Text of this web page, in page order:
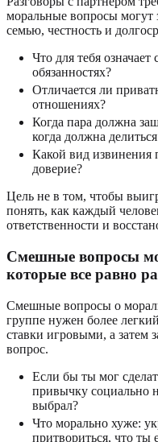
моральные вопросы могут
семью, честность и
Что для тебя
обязанностях?
Отличается ли
отношениях?
Когда пара должна
когда должна
Какой вид извинения
доверие?
Цель не в том, чтобы
понять, как каждый
ответственности и
Смешные вопросы
которые все равно
Смешные вопросы о
группе нужен более
ставки игровыми, а затем
вопрос.
Если бы ты мог
привычку социально
выбрал?
Что морально хуже:
притвориться, что ты